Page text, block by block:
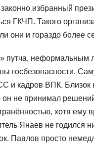
законно избранный
ГКЧП. Такого
они и гораздо более
путча, неформальным
госбезопасности.
и кадров ВПК. Близок
он не принимал
хотя ему
Янаев не годился
Павлов просто